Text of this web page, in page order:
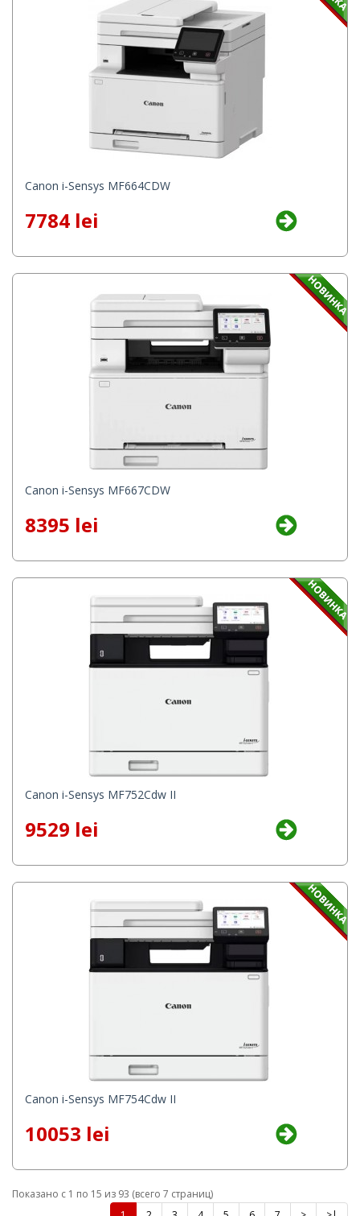
Canon i-Sensys MF664CDW
7784 lei
Canon i-Sensys MF667CDW
8395 lei
Canon i-Sensys MF752Cdw II
9529 lei
Canon i-Sensys MF754Cdw II
10053 lei
Показано с 1 по 15 из 93 (всего 7 страниц)